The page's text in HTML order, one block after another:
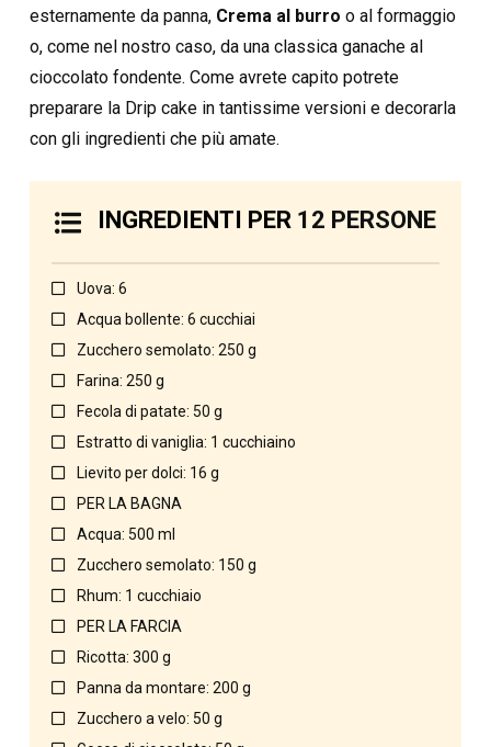
esternamente da panna, Crema al burro o al formaggio
o, come nel nostro caso, da una classica ganache al
cioccolato fondente. Come avrete capito potrete
preparare la Drip cake in tantissime versioni e decorarla
con gli ingredienti che più amate.
INGREDIENTI PER 12 PERSONE
Uova: 6
Acqua bollente: 6 cucchiai
Zucchero semolato: 250 g
Farina: 250 g
Fecola di patate: 50 g
Estratto di vaniglia: 1 cucchiaino
Lievito per dolci: 16 g
PER LA BAGNA
Acqua: 500 ml
Zucchero semolato: 150 g
Rhum: 1 cucchiaio
PER LA FARCIA
Ricotta: 300 g
Panna da montare: 200 g
Zucchero a velo: 50 g